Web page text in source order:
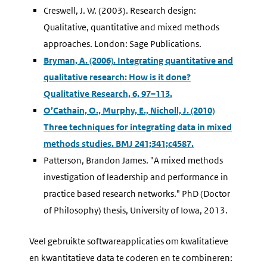
Creswell, J. W. (2003). Research design:
Qualitative, quantitative and mixed methods
approaches. London: Sage Publications.
Bryman, A. (2006). Integrating quantitative and
qualitative research: How is it done?
Qualitative Research, 6, 97–113.
O’Cathain, O., Murphy, E., Nicholl, J. (2010)
Three techniques for integrating data in mixed
methods studies. BMJ 241;341;c4587.
Patterson, Brandon James. "A mixed methods
investigation of leadership and performance in
practice based research networks." PhD (Doctor
of Philosophy) thesis, University of Iowa, 2013.
Veel gebruikte softwareapplicaties om kwalitatieve
en kwantitatieve data te coderen en te combineren: